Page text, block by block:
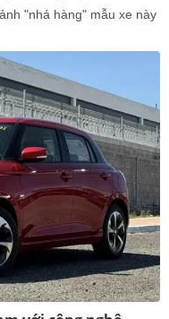
"nhá hàng" mẫu xe này
giới thiệu sản phẩm
tháng 6 tới.